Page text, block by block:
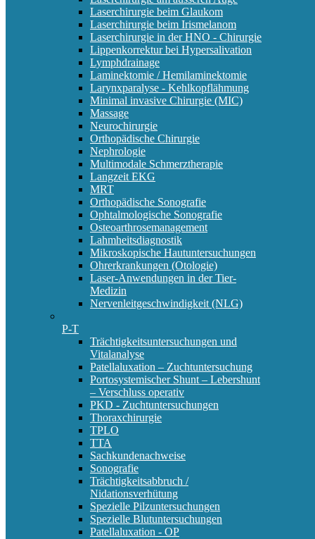
Laserchirurgie beim Glaukom
Laserchirurgie beim Irismelanom
Laserchirurgie in der HNO - Chirurgie
Lippenkorrektur bei Hypersalivation
Lymphdrainage
Laminektomie / Hemilaminektomie
Larynxparalyse - Kehlkopflähmung
Minimal invasive Chirurgie (MIC)
Massage
Neurochirurgie
Orthopädische Chirurgie
Nephrologie
Multimodale Schmerztherapie
Langzeit EKG
MRT
Orthopädische Sonografie
Ophtalmologische Sonografie
Osteoarthrosemanagement
Lahmheitsdiagnostik
Mikroskopische Hautuntersuchungen
Ohrerkrankungen (Otologie)
Laser-Anwendungen in der Tier-
Medizin
Nervenleitgeschwindigkeit (NLG)
P-T
Trächtigkeitsuntersuchungen und
Vitalanalyse
Patellaluxation – Zuchtuntersuchung
Portosystemischer Shunt – Lebershunt
– Verschluss operativ
PKD - Zuchtuntersuchungen
Thoraxchirurgie
TPLO
TTA
Sachkundenachweise
Sonografie
Trächtigkeitsabbruch /
Nidationsverhütung
Spezielle Pilzuntersuchungen
Spezielle Blutuntersuchungen
Patellaluxation - OP